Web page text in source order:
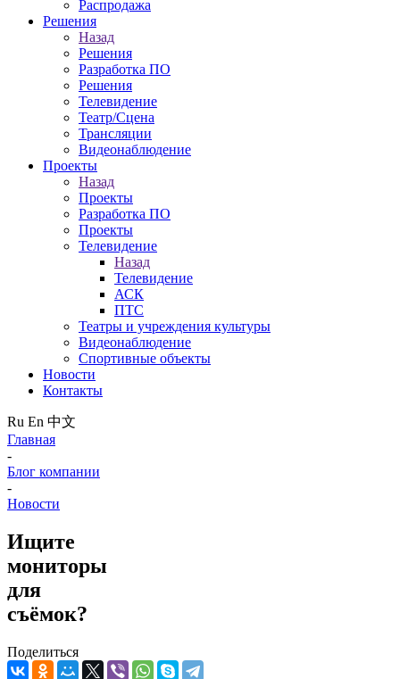
Распродажа
Решения
Назад
Решения
Разработка ПО
Решения
Телевидение
Театр/Сцена
Трансляции
Видеонаблюдение
Проекты
Назад
Проекты
Разработка ПО
Проекты
Телевидение
Назад
Телевидение
АСК
ПТС
Театры и учреждения культуры
Видеонаблюдение
Спортивные объекты
Новости
Контакты
Ru En 中文
Главная
-
Блог компании
-
Новости
Ищите
мониторы
для
съёмок?
Поделиться